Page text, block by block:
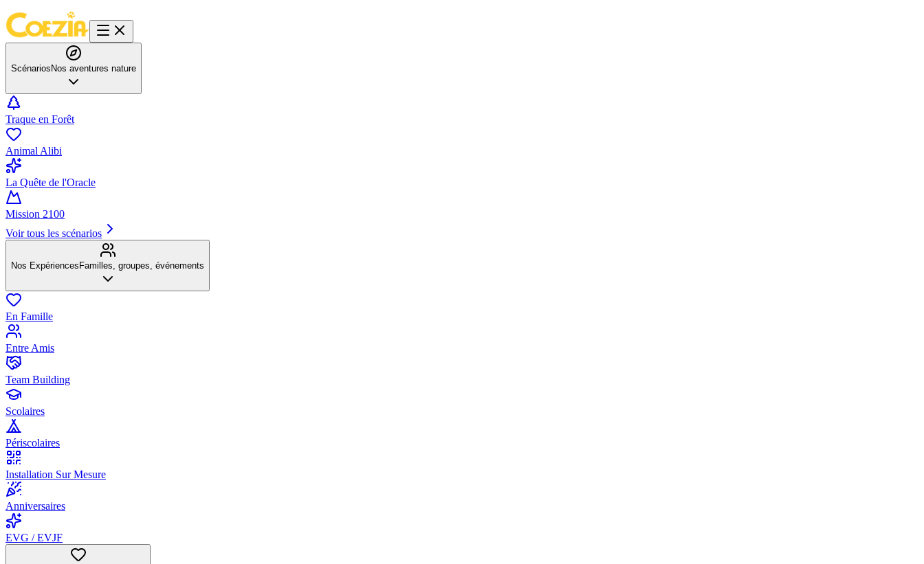
Scénarios Nos aventures nature
Traque en Forêt
Animal Alibi
La Quête de l'Oracle
Mission 2100
Voir tous les scénarios
Nos Expériences Familles, groupes, événements
En Famille
Entre Amis
Team Building
Scolaires
Périscolaires
Installation Sur Mesure
Anniversaires
EVG / EVJF